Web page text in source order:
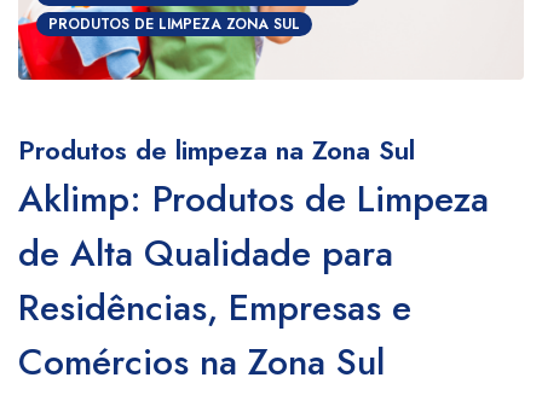
PRODUTOS DE LIMPEZA ZONA SUL
Produtos de limpeza na Zona Sul
Aklimp: Produtos de Limpeza
de Alta Qualidade para
Residências, Empresas e
Comércios na Zona Sul